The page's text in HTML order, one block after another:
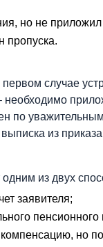
но не
пропуска.
случае
по
из
из двух
заявителя;
пенсионного
но